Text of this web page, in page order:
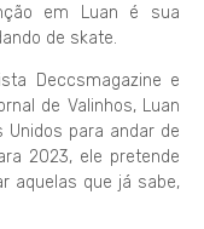
em Luan é sua
de skate.
Deccsmagazine e
de Valinhos, Luan
para andar de
2023, ele pretende
aquelas que já sabe,